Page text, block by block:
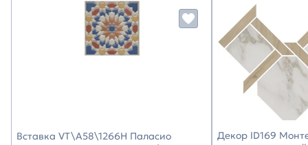
Вставка VT\A58\1266H Паласио
Декор ID169